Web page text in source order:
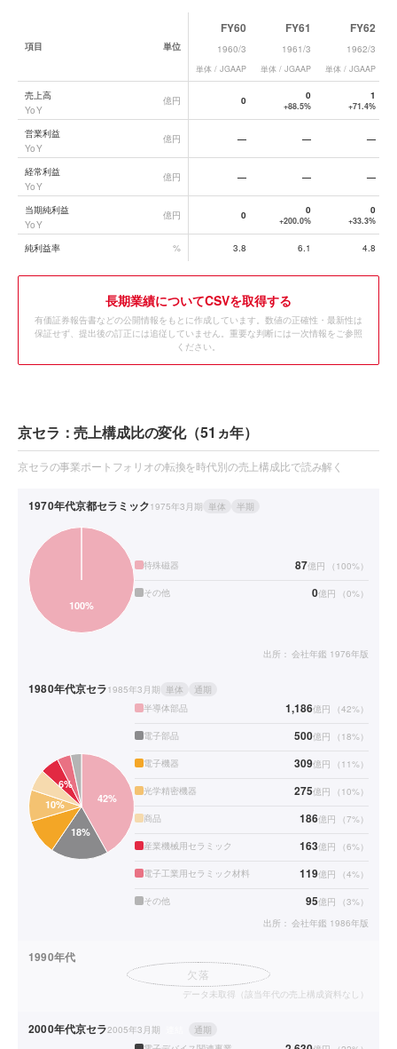
（PDFベース
2015年3月
2026年3月
連結
XBRLベース
京セラの長期業績データ一覧
項目 単位
FY60
1960/3
単体 / JGAAP
FY61
1961/3
単体 / JGAAP
FY62
1962/3
単体 / JGAAP
売上高
YoY
億円 0 0
+88.5%
1
+71.4%
営業利益
YoY
億円 — — —
経常利益
YoY
億円 — — —
当期純利益
YoY
億円 0 0
+200.0%
0
+33.3%
純利益率 % 3.8 6.1 4.8
長期業績についてCSVを取得する
有価証券報告書などの公開情報をもとに作成しています。数値の正確性・最新性は
保証せず、提出後の訂正には追従していません。重要な判断には一次情報をご参照
ください。
京セラ：売上構成比の変化（51ヵ年）
京セラの事業ポートフォリオの転換を時代別の売上構成比で読み解く
1970年代京都セラミック1975年3月期 単体 半期
特殊磁器 87億円 （ 100%）
その他 0億円 （0%）
出所： 会社年鑑 1976年版
1980年代京セラ1985年3月期 単体
通期
半導体部品
1,186億円 （42%）
電子部品 500億円 （ 18%）
電子機器 309億円 （ 11%）
光学精密機器 275億円 （ 10%）
商品 186億円 （7%）
産業機械用セラミック 163億円 （6%）
電子工業用セラミック材料 119億円 （4%）
その他 95億円 （3%）
出所： 会社年鑑 1986年版
1990年代
欠落
データ未取得（該当年代の売上構成資料なし）
2000年代京セラ2005年3月期
通期